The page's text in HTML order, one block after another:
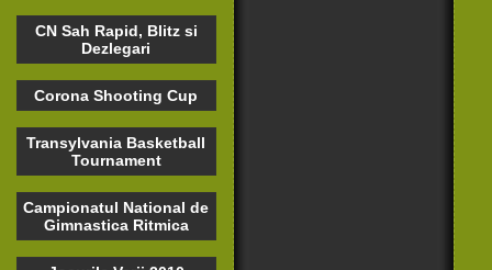
CN Sah Rapid, Blitz si
Dezlegari
Corona Shooting Cup
Transylvania Basketball
Tournament
Campionatul National de
Gimnastica Ritmica